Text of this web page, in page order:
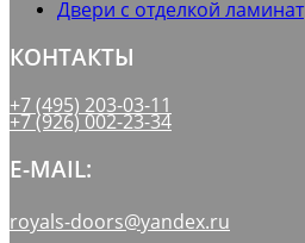
Двери с отделкой ламинат
КОНТАКТЫ
+7 (495) 203-03-11
+7 (926) 002-23-34
E-MAIL:
royals-doors@yandex.ru